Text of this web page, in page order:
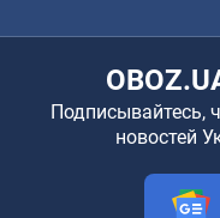
Подписывайтесь,
новостей